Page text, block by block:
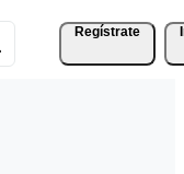
Regístrate